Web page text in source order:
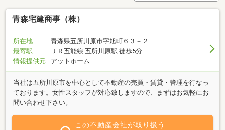
青森宅建商事（株）
所在地
青森県五所川原市字旭町６３－２
最寄駅
ＪＲ五能線 五所川原駅 徒歩5分
情報提供元
アットホーム
当社は五所川原市を中心として不動産の売買・賃貸・管理を行なっ
ております。女性スタッフが対応致しますので、まずはお気軽にお
問い合わせ下さい。
この不動産会社が取り扱う